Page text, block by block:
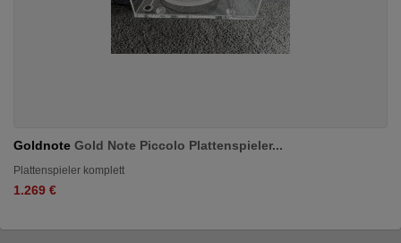
Goldnote Gold Note Piccolo Plattenspieler...
Plattenspieler komplett
1.269 €